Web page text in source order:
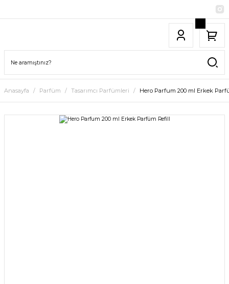
Anasayfa Parfüm Tasarımcı Parfümleri Hero Parfum 200 ml Erkek